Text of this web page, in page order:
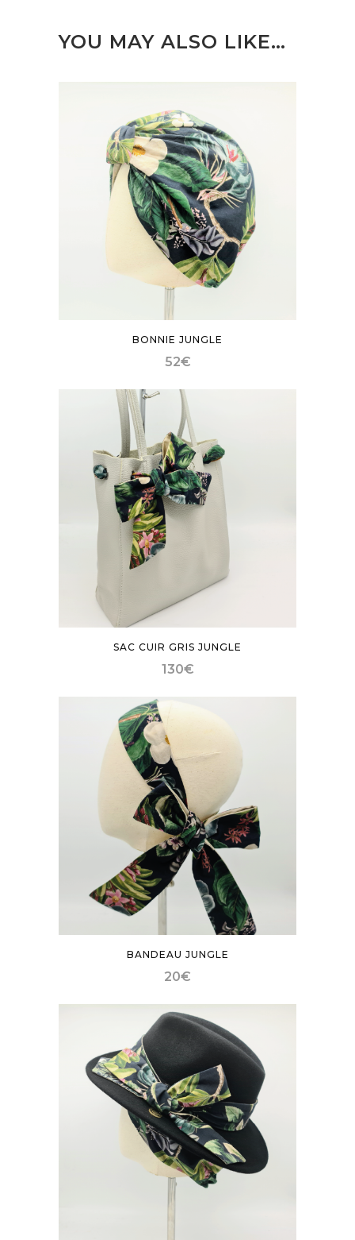
YOU MAY ALSO LIKE…
BONNIE JUNGLE
52€
SAC CUIR GRIS JUNGLE
130€
BANDEAU JUNGLE
20€